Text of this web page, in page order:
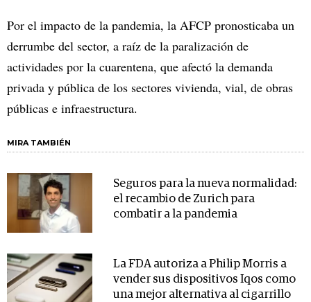
Por el impacto de la pandemia, la AFCP pronosticaba un
derrumbe del sector, a raíz de la paralización de
actividades por la cuarentena, que afectó la demanda
privada y pública de los sectores vivienda, vial, de obras
públicas e infraestructura.
MIRA TAMBIÉN
Seguros para la nueva normalidad:
el recambio de Zurich para
combatir a la pandemia
La FDA autoriza a Philip Morris a
vender sus dispositivos Iqos como
una mejor alternativa al cigarrillo